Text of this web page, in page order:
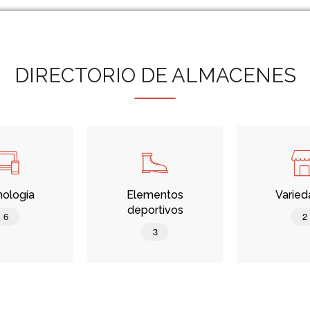
DIRECTORIO DE ALMACENES
6
Elementos
deportivos
3
2